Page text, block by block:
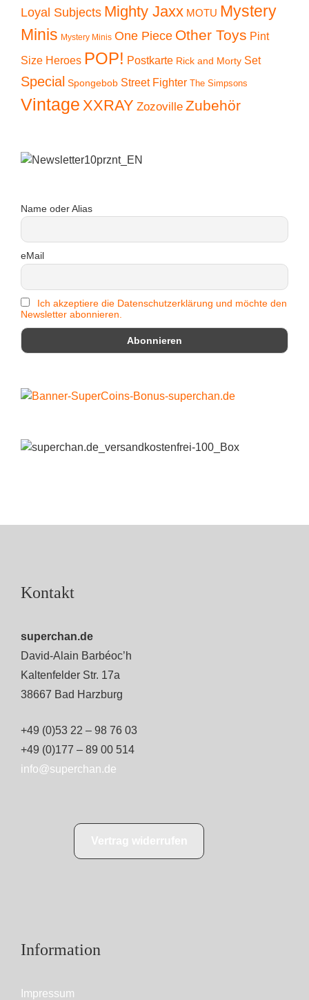
Loyal Subjects Mighty Jaxx MOTU Mystery
Minis Mystery Minis One Piece Other Toys Pint
Size Heroes POP! Postkarte Rick and Morty Set
Special Spongebob Street Fighter The Simpsons
Vintage XXRAY Zozoville Zubehör
Name oder Alias
eMail
Ich akzeptiere die Datenschutzerklärung und möchte den
Newsletter abonnieren.
Kontakt
superchan.de
David-Alain Barbéoc’h
Kaltenfelder Str. 17a
38667 Bad Harzburg
+49 (0)53 22 – 98 76 03
+49 (0)177 – 89 00 514
info@superchan.de
Information
Impressum